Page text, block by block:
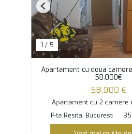
1 / 5
Previous
Apartament cu doua
58.000€
58,000 €
Apartament cu 2 camere
P-ta Resita, Bucuresti